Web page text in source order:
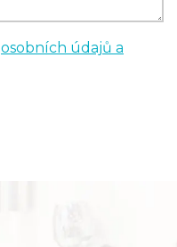
osobních údajů a